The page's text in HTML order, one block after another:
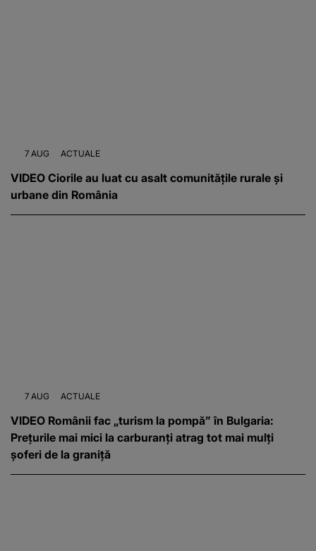
7 AUG ACTUALE
VIDEO Ciorile au luat cu asalt comunitățile rurale și
urbane din România
7 AUG ACTUALE
VIDEO Românii fac „turism la pompă” în Bulgaria:
Prețurile mai mici la carburanți atrag tot mai mulți
șoferi de la graniță